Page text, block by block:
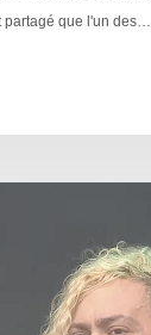
partagé que l'un des…